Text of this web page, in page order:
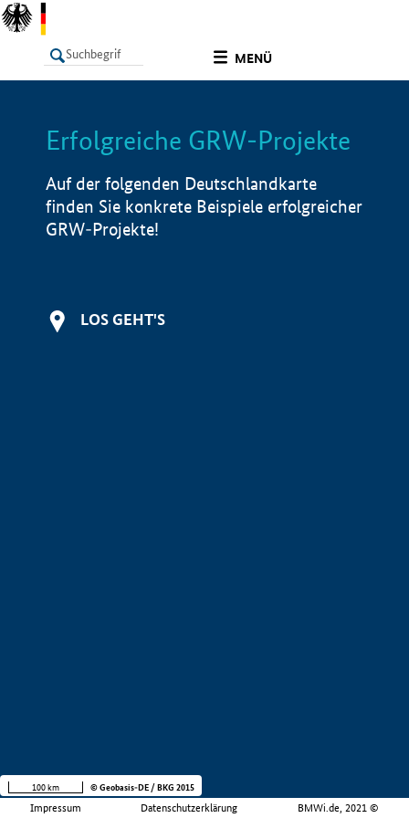
MENÜ
LISTE Info
Erfolgreiche GRW-Projekte
Auf der folgenden Deutschlandkarte
finden Sie konkrete Beispiele erfolgreicher
GRW-Projekte!
LOS GEHT'S
Impressum Datenschutzerklärung BMWi.de, 2021 ©
100 km © Geobasis-DE / BKG 2015